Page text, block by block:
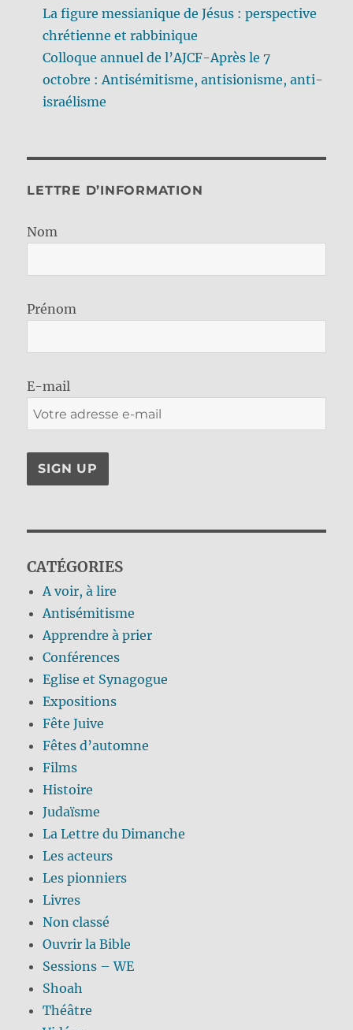
La figure messianique de Jésus : perspective
chrétienne et rabbinique
Colloque annuel de l’AJCF-Après le 7
octobre : Antisémitisme, antisionisme, anti-
israélisme
LETTRE D’INFORMATION
Nom
Prénom
E-mail
CATÉGORIES
A voir, à lire
Antisémitisme
Apprendre à prier
Conférences
Eglise et Synagogue
Expositions
Fête Juive
Fêtes d’automne
Films
Histoire
Judaïsme
La Lettre du Dimanche
Les acteurs
Les pionniers
Livres
Non classé
Ouvrir la Bible
Sessions – WE
Shoah
Théâtre